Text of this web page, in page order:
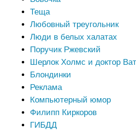
Теща
Любовный треугольник
Люди в белых халатах
Поручик Ржевский
Шерлок Холмс и доктор
Блондинки
Реклама
Компьютерный юмор
Филипп Киркоров
ГИБДД